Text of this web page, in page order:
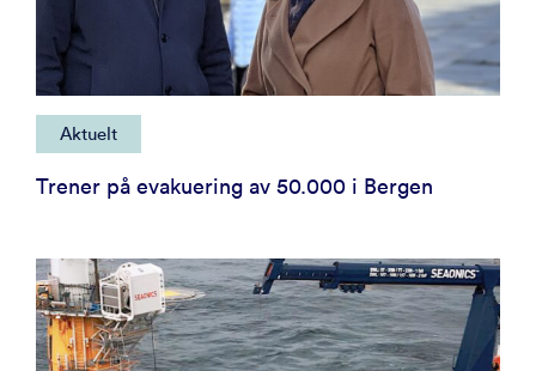
Aktuelt
Trener på evakuering av 50.000 i Bergen